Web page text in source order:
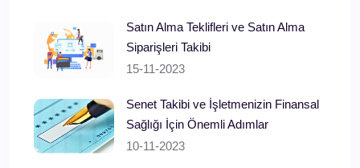
Satın Alma Teklifleri ve Satın Alma
Siparişleri Takibi
15-11-2023
Senet Takibi ve İşletmenizin Finansal
Sağlığı İçin Önemli Adımlar
10-11-2023